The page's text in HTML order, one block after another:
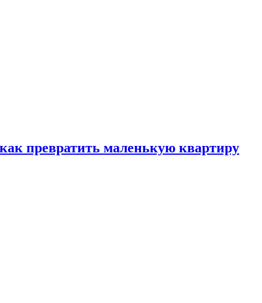
превратить маленькую квартиру